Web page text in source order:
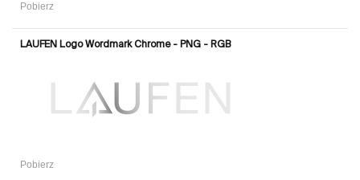
Pobierz
LAUFEN Logo Wordmark Chrome - PNG - RGB
Pobierz